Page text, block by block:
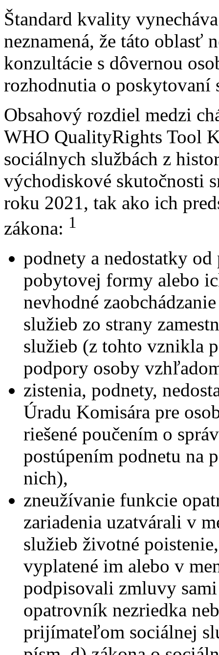
Štandard kvality
neznamená, že táto oblasť
konzultácie s dôvernou
rozhodnutia o poskytovaní
Obsahový rozdiel medzi
WHO QualityRights Tool
sociálnych službách z
východiskové skutočnosti
roku 2021, tak ako ich
zákona: 1
podnety a nedostatky
pobytovej formy alebo
nevhodné
služieb zo strany
služieb (z tohto vznikla
podpory osoby
zistenia, podnety,
Úradu Komisára pre
riešené poučením o
postúpením podnetu na
nich),
zneužívanie funkcie
zariadenia uzatvárali v
služieb životné
vyplatené im alebo v
podpisovali zmluvy
opatrovník nezriedka
prijímateľom sociálnej